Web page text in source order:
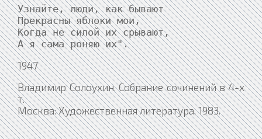
Узнайте, люди, как бывают
Прекрасны яблоки мои,
Когда не силой их срывают,
А я сама роняю их".
1947
Владимир Солоухин. Собрание сочинений в 4-х
т.
Москва: Художественная литература, 1983.